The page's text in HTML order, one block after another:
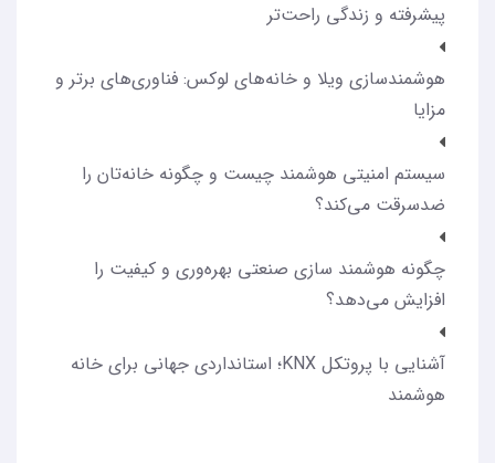
پیشرفته و زندگی راحت‌تر
هوشمندسازی ویلا و خانه‌های لوکس: فناوری‌های برتر و
مزایا
سیستم امنیتی هوشمند چیست و چگونه خانه‌تان را
ضدسرقت می‌کند؟
چگونه هوشمند سازی صنعتی بهره‌وری و کیفیت را
افزایش می‌دهد؟
آشنایی با پروتکل KNX؛ استانداردی جهانی برای خانه
هوشمند